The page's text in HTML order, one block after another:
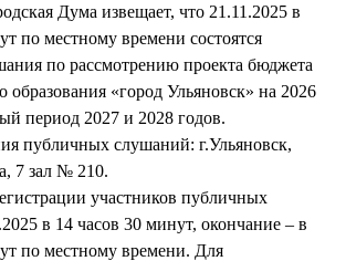
Дума извещает, что 21.11.2025 в
по местному времени состоятся
по рассмотрению проекта бюджета
образования «город Ульяновск» на 2026
период 2027 и 2028 годов.
публичных слушаний: г.Ульяновск,
7 зал № 210.
участников публичных
в 14 часов 30 минут, окончание – в
по местному времени. Для